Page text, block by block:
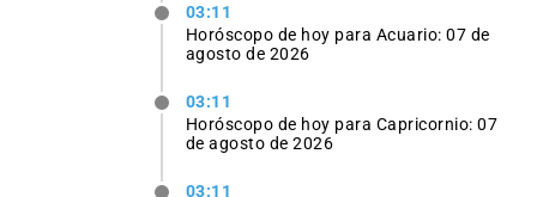
03:11
Horóscopo de hoy para Acuario: 07 de
agosto de 2026
03:11
Horóscopo de hoy para Capricornio: 07
de agosto de 2026
03:11